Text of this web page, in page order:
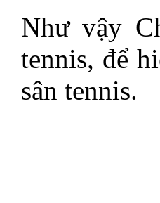
Như vậy
tennis, để
sân tennis.